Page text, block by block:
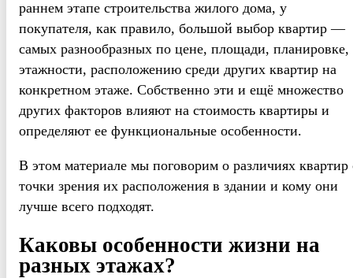
раннем этапе строительства жилого дома, у
покупателя, как правило, большой выбор квартир —
самых разнообразных по цене, площади, планировке,
этажности, расположению среди других квартир на
конкретном этаже. Собственно эти и ещё множество
других факторов влияют на стоимость квартиры и
определяют ее функциональные особенности.
В этом материале мы поговорим о различиях квартир
точки зрения их расположения в здании и кому они
лучше всего подходят.
Каковы особенности жизни на
разных этажах?